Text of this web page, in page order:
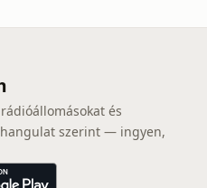
és
szerint — ingyen,